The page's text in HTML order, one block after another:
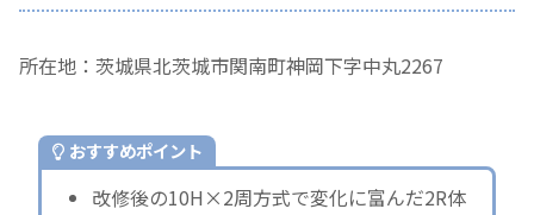
所在地：茨城県北茨城市関南町神岡下字中丸2267
おすすめポイント
改修後の10H×2周方式で変化に富んだ2R体